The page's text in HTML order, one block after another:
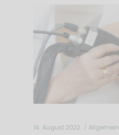
14. August 2022 Allgemein